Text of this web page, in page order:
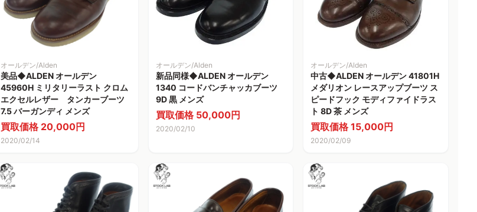
オールデン/Alden
美品◆ALDEN オールデン
45960H ミリタリーラスト クロム
エクセルレザー タンカーブーツ
7.5 バーガンディ メンズ
買取価格 20,000円
2020/02/14
オールデン/Alden
新品同様◆ALDEN オールデン
1340 コードバンチャッカブーツ
9D 黒 メンズ
買取価格 50,000円
2020/02/10
オールデン/Alden
中古◆ALDEN オールデン 41801H
メダリオン レースアップブーツ ス
ピードフック モディファイドラス
ト 8D 茶 メンズ
買取価格 15,000円
2020/02/09